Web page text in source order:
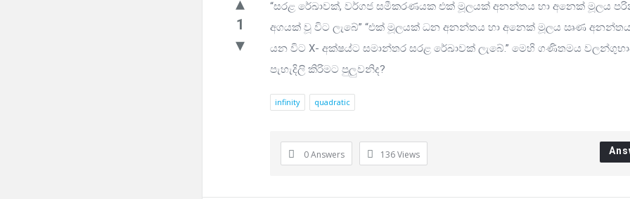
1
“සරළ රේඛාවක්, වර්ගජ සමීකරණයක එක් මූලයක් අනන්තය හා අනෙක් මූලය
අගයක් වූ විට ලැබේ” “එක් මූලයක් ධන අනන්තය හා අනෙක් මූලය ඍණ අනන්තය
යන විට X- අක්ෂය්ට සමාන්තර සරළ රේඛාවක් ලැබේ.” මෙහි ගණිතමය
පැහැදිලි කිරිමට පුලුවනිද?
infinity quadratic
0 Answers 136Views